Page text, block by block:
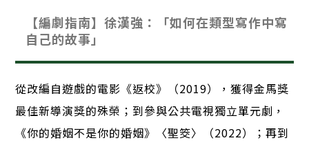
【編劇指南】徐漢強：「如何在類型寫作中寫
自己的故事」
從改編自遊戲的電影《返校》（2019），獲得金馬獎
最佳新導演獎的殊榮；到參與公共電視獨立單元劇，
《你的婚姻不是你的婚姻》〈聖筊〉（2022）；再到